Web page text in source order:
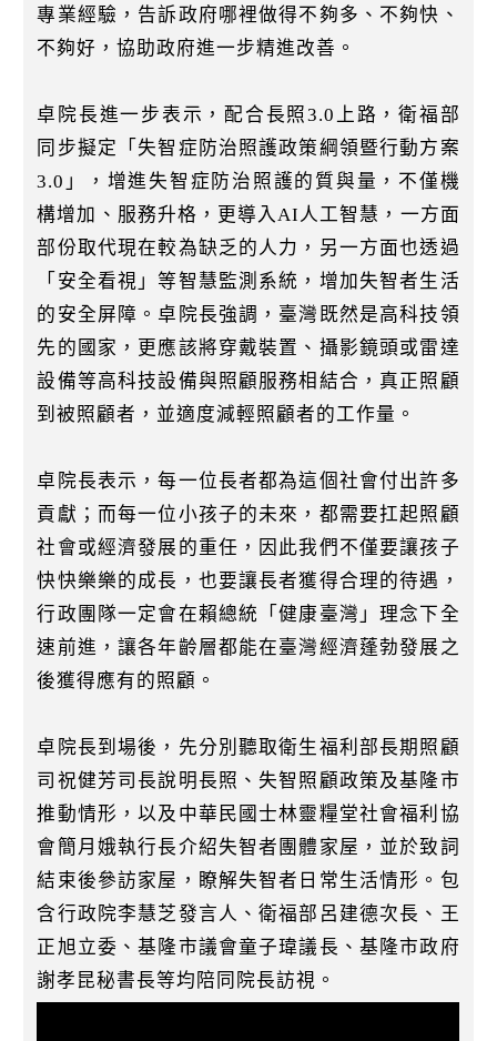
專業經驗，告訴政府哪裡做得不夠多、不夠快、
不夠好，協助政府進一步精進改善。
卓院長進一步表示，配合長照3.0上路，衛福部
同步擬定「失智症防治照護政策綱領暨行動方案
3.0」，增進失智症防治照護的質與量，不僅機
構增加、服務升格，更導入AI人工智慧，一方面
部份取代現在較為缺乏的人力，另一方面也透過
「安全看視」等智慧監測系統，增加失智者生活
的安全屏障。卓院長強調，臺灣既然是高科技領
先的國家，更應該將穿戴裝置、攝影鏡頭或雷達
設備等高科技設備與照顧服務相結合，真正照顧
到被照顧者，並適度減輕照顧者的工作量。
卓院長表示，每一位長者都為這個社會付出許多
貢獻；而每一位小孩子的未來，都需要扛起照顧
社會或經濟發展的重任，因此我們不僅要讓孩子
快快樂樂的成長，也要讓長者獲得合理的待遇，
行政團隊一定會在賴總統「健康臺灣」理念下全
速前進，讓各年齡層都能在臺灣經濟蓬勃發展之
後獲得應有的照顧。
卓院長到場後，先分別聽取衛生福利部長期照顧
司祝健芳司長說明長照、失智照顧政策及基隆市
推動情形，以及中華民國士林靈糧堂社會福利協
會簡月娥執行長介紹失智者團體家屋，並於致詞
結束後參訪家屋，瞭解失智者日常生活情形。包
含行政院李慧芝發言人、衛福部呂建德次長、王
正旭立委、基隆市議會童子瑋議長、基隆市政府
謝孝昆秘書長等均陪同院長訪視。